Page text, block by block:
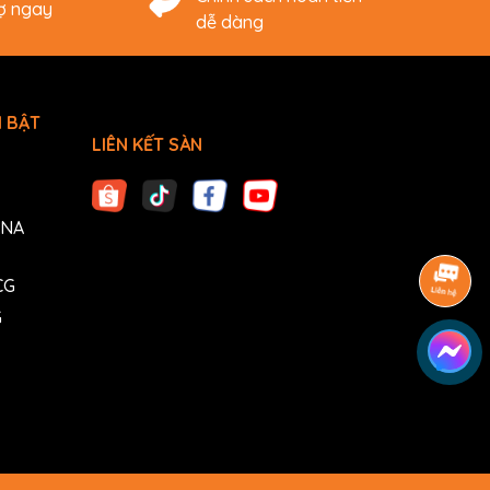
ngay
dễ dàng
BẬT
LIÊN KẾT SÀN